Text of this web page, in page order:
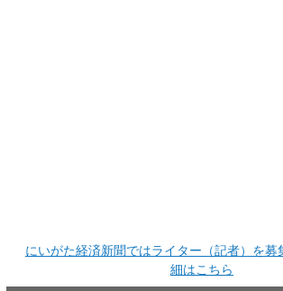
にいがた経済新聞ではライター（記者）を募
細はこちら